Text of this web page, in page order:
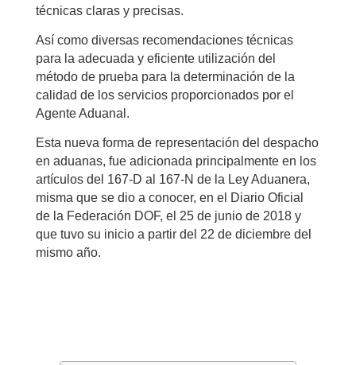
técnicas claras y precisas.
Así como diversas recomendaciones técnicas
para la adecuada y eficiente utilización del
método de prueba para la determinación de la
calidad de los servicios proporcionados por el
Agente Aduanal.
Esta nueva forma de representación del despacho
en aduanas, fue adicionada principalmente en los
artículos del 167-D al 167-N de la Ley Aduanera,
misma que se dio a conocer, en el Diario Oficial
de la Federación DOF, el 25 de junio de 2018 y
que tuvo su inicio a partir del 22 de diciembre del
mismo año.